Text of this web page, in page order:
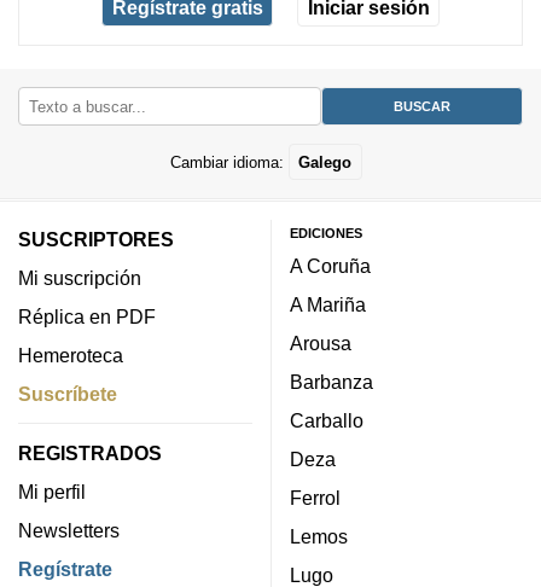
Regístrate gratis Iniciar sesión
Cambiar idioma: Galego
SUSCRIPTORES
Mi suscripción
Réplica en PDF
Hemeroteca
Suscríbete
REGISTRADOS
Mi perfil
Newsletters
Regístrate
EDICIONES
A Coruña
A Mariña
Arousa
Barbanza
Carballo
Deza
Ferrol
Lemos
Lugo